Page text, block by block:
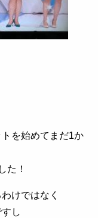
を始めてまだ1か
た！
けではなく
し